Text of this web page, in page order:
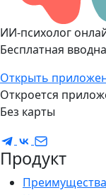
ИИ-психолог
Бесплатная
Открыть
Откроется
Без карты
Продукт
Преимущества